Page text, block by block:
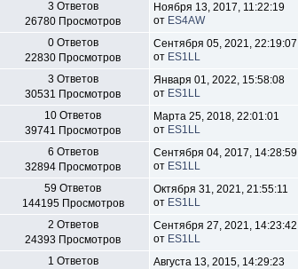
3 Ответов
26780 Просмотров
Ноября 13, 2017, 11:22:19
от ES4AW
0 Ответов
22830 Просмотров
Сентября 05, 2021, 22:19:07
от ES1LL
3 Ответов
30531 Просмотров
Января 01, 2022, 15:58:08
от ES1LL
10 Ответов
39741 Просмотров
Марта 25, 2018, 22:01:01
от ES1LL
6 Ответов
32894 Просмотров
Сентября 04, 2017, 14:28:59
от ES1LL
59 Ответов
144195 Просмотров
Октября 31, 2021, 21:55:11
от ES1LL
2 Ответов
24393 Просмотров
Сентября 27, 2021, 14:23:42
от ES1LL
1 Ответов
Августа 13, 2015, 14:29:23